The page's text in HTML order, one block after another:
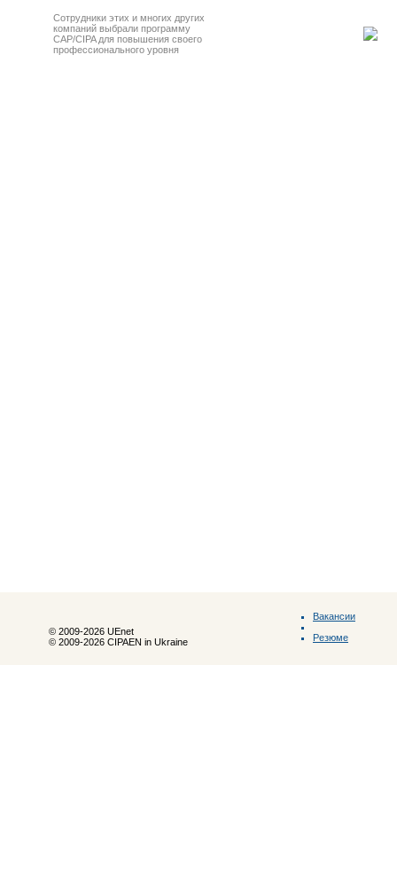
Сотрудники этих и многих других
компаний выбрали программу
CAP/CIPA для повышения своего
профессионального уровня
© 2009-2026 UEnet
© 2009-2026 CIPAEN in Ukraine
Вакансии
Резюме